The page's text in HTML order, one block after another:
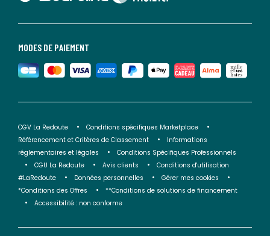
MODES DE PAIEMENT
CGV La Redoute
Conditions spécifiques Marketplace
Référencement et Critères de Classement
Informations
réglementaires et légales
Conditions Spécifiques Professionnels
CGU La Redoute
Avis clients
Conditions d'utilisation
#LaRedoute
Données personnelles
Gérer mes cookies
*Conditions des Offres
**Conditions de solutions de financement
Accessibilité : non conforme